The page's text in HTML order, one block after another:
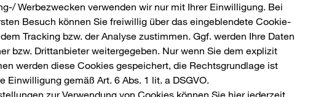
Werbezwecken verwenden wir nur mit Ihrer Einwilligung. Bei
Besuch können Sie freiwillig über das eingeblendete Cookie-
Tracking bzw. der Analyse zustimmen. Ggf. werden Ihre Daten
bzw. Drittanbieter weitergegeben. Nur wenn Sie dem explizit
werden diese Cookies gespeichert, die Rechtsgrundlage ist
Einwilligung gemäß Art. 6 Abs. 1 lit. a DSGVO.
zur Verwendung von Cookies können Sie hier jederzeit